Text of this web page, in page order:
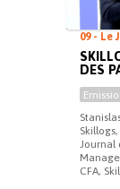
09 - Le
DES
Journal
CFA,